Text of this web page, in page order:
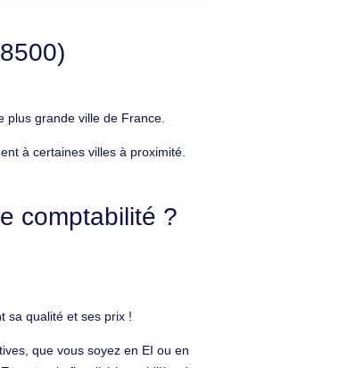
grande ville de France.
à certaines villes à proximité.
comptabilité ?
sa qualité et ses prix !
que vous soyez en EI ou en